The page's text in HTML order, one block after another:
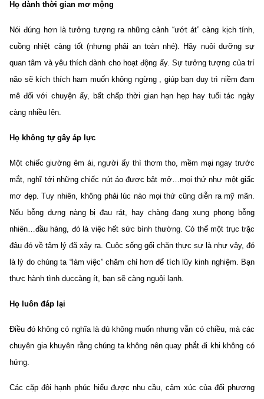
Họ dành thời gian mơ mộng
Nói đúng hơn là tưởng tượng ra những cảnh “ướt át” càng kịch tính,
cuồng nhiệt càng tốt (nhưng phải an toàn nhé). Hãy nuôi dưỡng sự
quan tâm và yêu thích dành cho hoạt động ấy. Sự tưởng tượng của trí
não sẽ kích thích ham muốn không ngừng , giúp bạn duy trì niềm đam
mê đối với chuyện ấy, bất chấp thời gian hạn hẹp hay tuổi tác ngày
càng nhiều lên.
Họ không tự gây áp lực
Một chiếc giường êm ái, người ấy thì thơm tho, mềm mại ngay trước
mắt, nghĩ tới những chiếc nút áo được bật mở…mọi thứ như một giấc
mơ đẹp. Tuy nhiên, không phải lúc nào mọi thứ cũng diễn ra mỹ mãn.
Nếu bỗng dưng nàng bị đau rát, hay chàng đang xung phong bỗng
nhiên…đầu hàng, đó là việc hết sức bình thường. Có thể một trục trặc
đâu đó về tâm lý đã xảy ra. Cuộc sống gối chăn thực sự là như vậy, đó
là lý do chúng ta “làm việc” chăm chỉ hơn để tích lũy kinh nghiệm. Bạn
thực hành tình dụccàng ít, bạn sẽ càng nguội lạnh.
Họ luôn đáp lại
Điều đó không có nghĩa là dù không muốn nhưng vẫn có chiều, mà các
chuyên gia khuyên rằng chúng ta không nên quay phắt đi khi không có
hứng.
Các cặp đôi hạnh phúc hiểu được nhu cầu, cảm xúc của đối phương